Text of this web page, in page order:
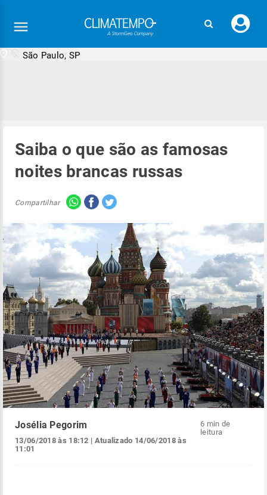
seu
São Paulo, SP
Saiba o que são as famosas
noites brancas russas
Compartilhar
Josélia Pegorim
13/06/2018 às 18:12 | Atualizado 14/06/2018 às
11:01
6 min de
leitura